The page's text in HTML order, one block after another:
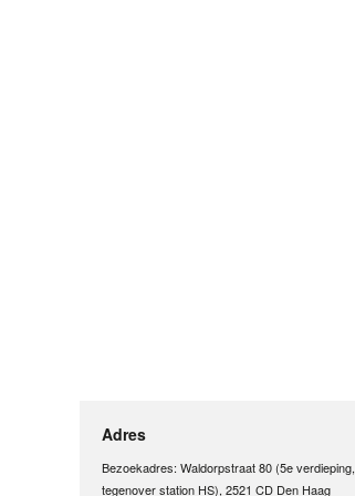
Adres
Bezoekadres: Waldorpstraat 80 (5e verdieping,
tegenover station HS), 2521 CD Den Haag